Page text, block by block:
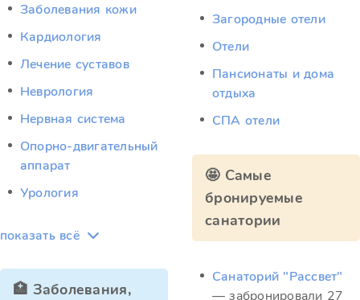
Заболевания кожи
Кардиология
Лечение суставов
Неврология
Нервная система
Опорно-двигательный
аппарат
Урология
показать всё
🏥 Заболевания,
Загородные отели
Отели
Пансионаты и дома
отдыха
СПА отели
🤩 Самые
бронируемые
санатории
Санаторий "Рассвет"
— забронировали 27